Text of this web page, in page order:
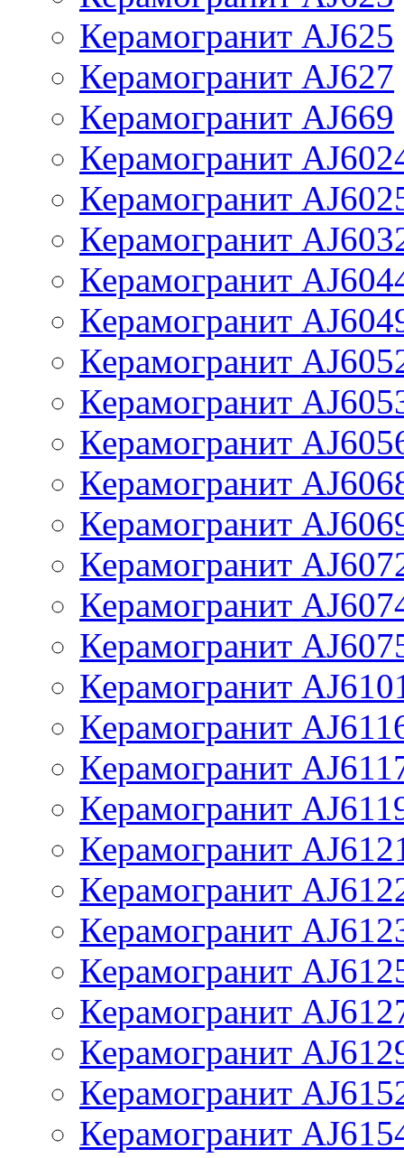
Керамогранит AJ625
Керамогранит AJ627
Керамогранит AJ669
Керамогранит
Керамогранит
Керамогранит
Керамогранит
Керамогранит
Керамогранит
Керамогранит
Керамогранит
Керамогранит
Керамогранит
Керамогранит
Керамогранит
Керамогранит
Керамогранит
Керамогранит
Керамогранит
Керамогранит
Керамогранит
Керамогранит
Керамогранит
Керамогранит
Керамогранит
Керамогранит
Керамогранит
Керамогранит